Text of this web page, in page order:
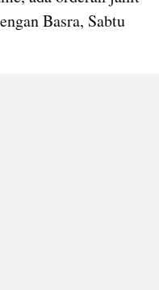
Basra, Sabtu